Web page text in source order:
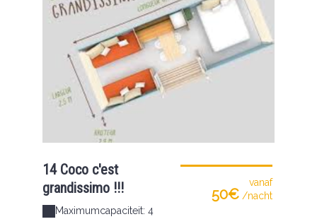
14 Coco c'est
grandissimo !!!
Maximumcapaciteit: 4
vanaf
50€ /nacht